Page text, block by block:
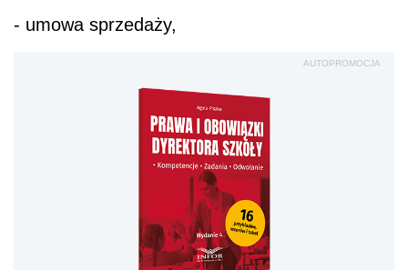
- umowa sprzedaży,
AUTOPROMOCJA